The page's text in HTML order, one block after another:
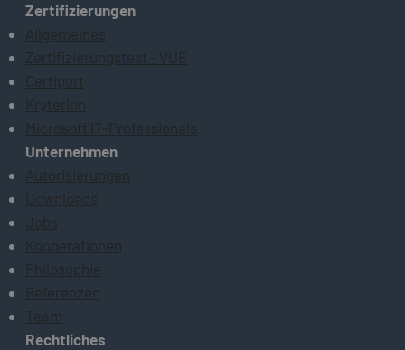
Zertifizierungen
Allgemeines
Zertifizierungstest - VUE
Certiport
Kryterion
Microsoft IT-Professionals
Unternehmen
Autorisierungen
Downloads
Jobs
Kooperationen
Philosophie
Referenzen
Team
Rechtliches